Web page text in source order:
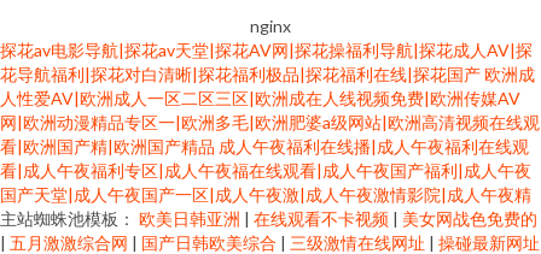
nginx
探花av电影导航|探花av天堂|探花AV网|探花操福利导航|探花成人AV|探
花导航福利|探花对白清晰|探花福利极品|探花福利在线|探花国产欧洲成
人性爱AV|欧洲成人一区二区三区|欧洲成在人线视频免费|欧洲传媒AV
网|欧洲动漫精品专区一|欧洲多毛|欧洲肥婆a级网站|欧洲高清视频在线观
看|欧洲国产精|欧洲国产精品 成人午夜福利在线播|成人午夜福利在线观
看|成人午夜福利专区|成人午夜福在线观看|成人午夜国产福利|成人午夜
国产天堂|成人午夜国产一区|成人午夜激|成人午夜激情影院|成人午夜精
主站蜘蛛池模板： 欧美日韩亚洲 | 在线观看不卡视频 | 美女网战色免费的
| 五月激激综合网 | 国产日韩欧美综合 | 三级激情在线网址 | 操碰最新网址